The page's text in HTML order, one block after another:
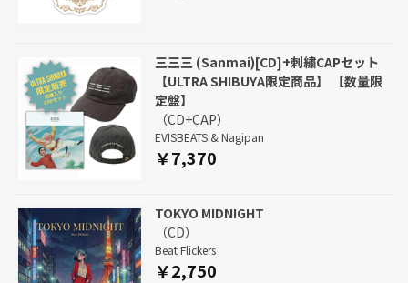
三三三 (Sanmai)[CD]+刺繍CAPセット
【ULTRA SHIBUYA限定商品】 【数量限
定盤】
（CD+CAP）
EVISBEATS & Nagipan
￥7,370
TOKYO MIDNIGHT
（CD）
Beat Flickers
￥2,750